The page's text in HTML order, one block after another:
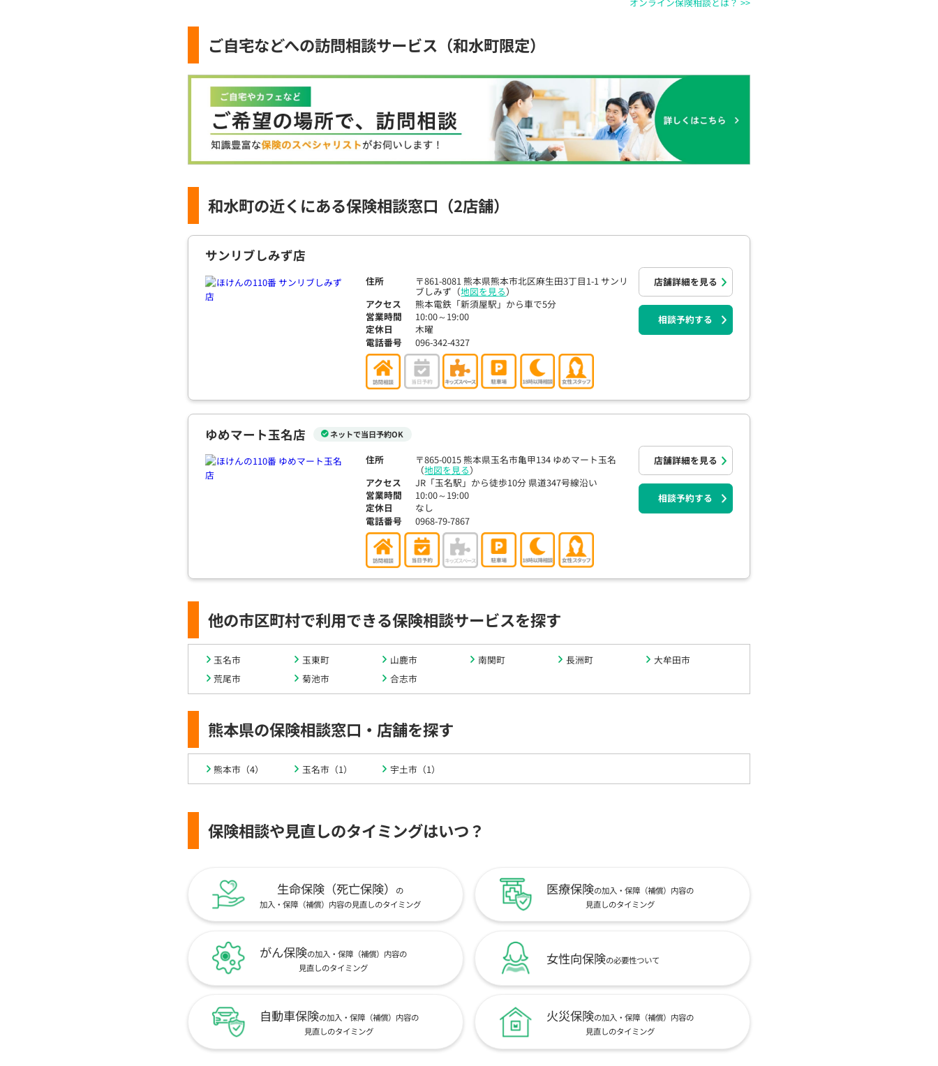
ご自宅などへの訪問相談サービス（和水町限定）
和水町の近くにある保険相談窓口 （2店舗）
サンリブしみず店
住所 〒861-8081 熊本県熊本市北区麻生田3丁目1-1 サンリ
ブしみず（地図を見る）
アクセス
熊本電鉄「新須屋駅」から車で5分
営業時間
10:00～19:00
定休日
木曜
電話番号
096-342-4327
店舗詳細を見る
相談予約する
ゆめマート玉名店 ネットで当日予約OK
住所 〒865-0015 熊本県玉名市亀甲134 ゆめマート玉名
（地図を見る）
アクセス
JR「玉名駅」から徒歩10分 県道347号線沿い
営業時間
10:00～19:00
定休日
なし
電話番号
0968-79-7867
店舗詳細を見る
相談予約する
他の市区町村で利用できる保険相談サービスを探す
玉名市 玉東町 山鹿市 南関町 長洲町
大牟田市
荒尾市
菊池市 合志市
熊本県の保険相談窓口・店舗を探す
熊本市（4） 玉名市（1） 宇土市（1）
保険相談や見直しのタイミングはいつ？
生命保険（死亡保険）
の
加入・保障（補償）内容の見直しのタイミング
医療保険の加入・保障（補償）内容の
見直しのタイミング
がん保険の加入・保障（補償）内容の
見直しのタイミング
女性向保険の必要性ついて
自動車保険の加入・保障（補償）内容の
見直しのタイミング
火災保険の加入・保障（補償）内容の
見直しのタイミング